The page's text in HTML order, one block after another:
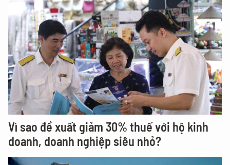
Vì sao đề xuất giảm 30% thuế với hộ kinh
doanh, doanh nghiệp siêu nhỏ?